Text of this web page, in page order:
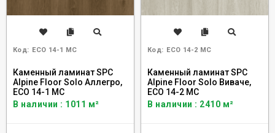
Код: ECO 14-1 MC
Каменный ламинат SPC
Alpine Floor Solo Аллегро,
ЕСО 14-1 MC
В наличии : 1011 м²
Код: ECO 14-2 MC
Каменный ламинат SPC
Alpine Floor Solo Виваче,
ЕСО 14-2 MC
В наличии : 2410 м²